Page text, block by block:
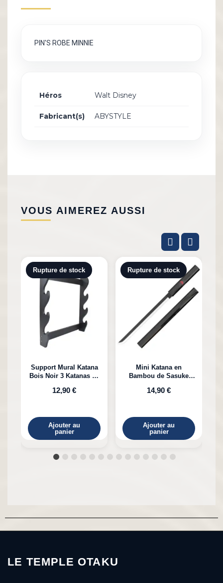
PIN'S ROBE MINNIE
Héros Walt Disney
Fabricant(s) ABYSTYLE
VOUS AIMEREZ AUSSI
Rupture de stock
Support Mural Katana
Bois Noir 3 Katanas en
12,90 €
Ajouter au
panier
Rupture de stock
Mini Katana en
Bambou de Sasuke
14,90 €
Ajouter au
panier
LE TEMPLE OTAKU